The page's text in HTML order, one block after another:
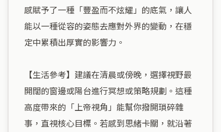
感賦予了一種「豐盈而不炫耀」的底氣，讓人
能以一種從容的姿態去應對外界的變動，在穩
定中累積出厚實的影響力。
【生活參考】建議在清晨或傍晚，選擇視野最
開闊的窗邊或陽台進行冥想或策略規劃。這種
高度帶來的「上帝視角」能幫你撥開瑣碎雜
事，直視核心目標。若感到思緒卡關，就沿著